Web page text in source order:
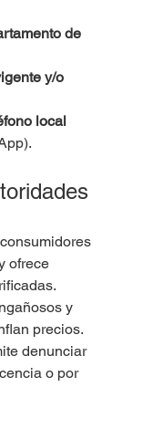
de
y/o
local
ofrece
y
precios.
denunciar
o por